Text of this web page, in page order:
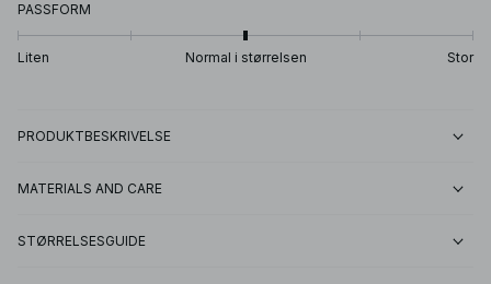
PASSFORM
Liten Normal i størrelsen Stor
PRODUKTBESKRIVELSE
MATERIALS AND CARE
STØRRELSESGUIDE